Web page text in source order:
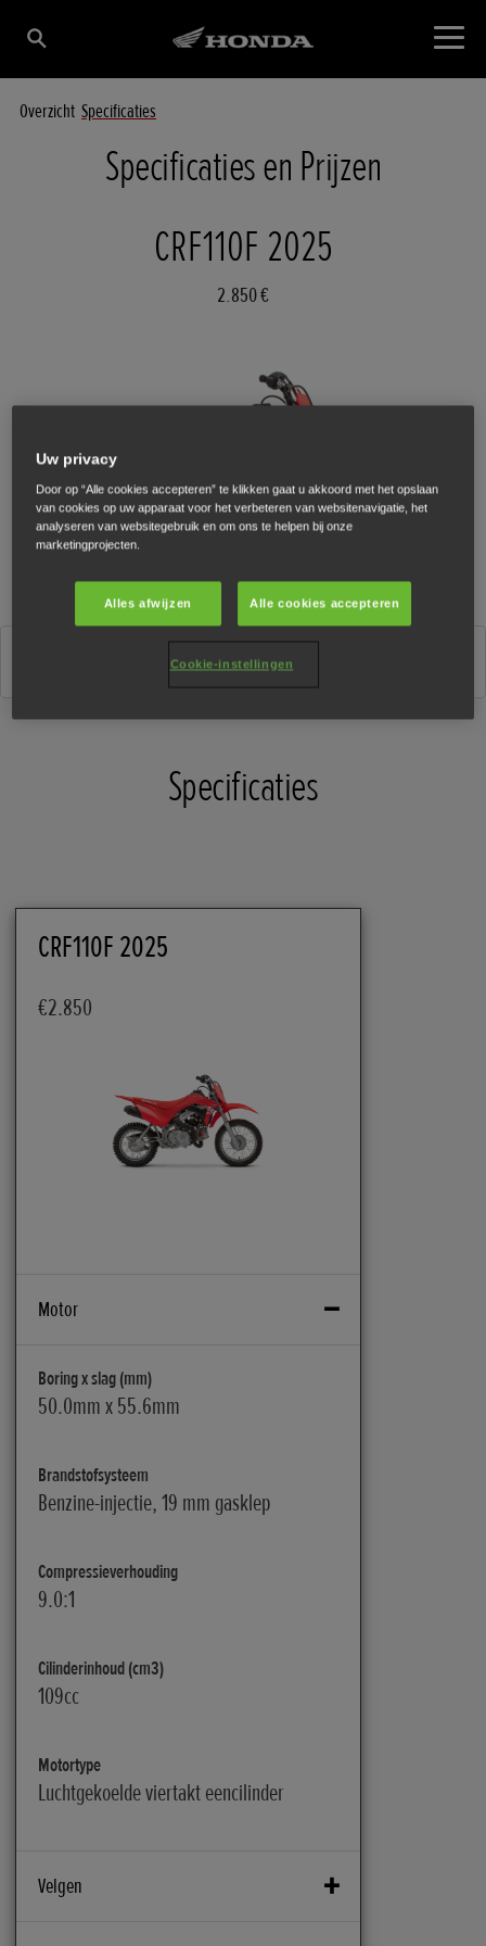
Overzicht Specificaties
Specificaties en Prijzen
CRF110F 2025
2.850 €
Extreme Red
Specificaties
CRF110F 2025
€2.850
Motor
Boring x slag (mm)
50.0mm x 55.6mm
Brandstofsysteem
Benzine-injectie, 19 mm gasklep
Compressieverhouding
9.0:1
Cilinderinhoud (cm3)
109cc
Motortype
Luchtgekoelde viertakt eencilinder
Velgen
Uw privacy
Door op “Alle cookies accepteren” te klikken gaat u akkoord met het opslaan
van cookies op uw apparaat voor het verbeteren van websitenavigatie, het
analyseren van websitegebruik en om ons te helpen bij onze
marketingprojecten.
Alles afwijzen Alle cookies accepteren
Cookie-instellingen